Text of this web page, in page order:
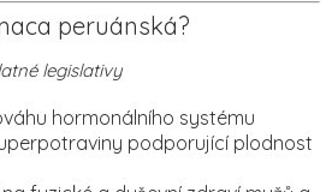
peruánská?
legislativy
hormonálního systému
podporující plodnost